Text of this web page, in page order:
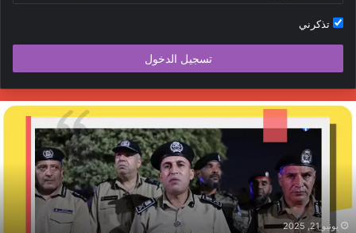
تذكرني
تسجيل الدخول
الداخلية
على
عناصرها
يونيو 21, 2025